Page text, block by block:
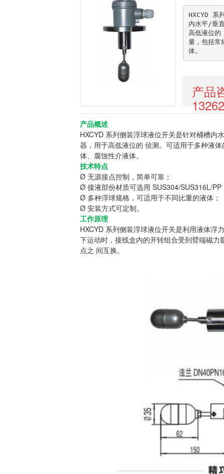
HXCYD 系
内水平/垂
高低液位的
量，包括常
体。
产品
产品概述
HXCYD 系列侧装浮球液位开关是针对桶槽内
器，用于高低液位的 侦测。可适用于多种液
体、腐蚀性介液体。
技术特点
Ø 无源接点控制，简单可靠；
Ø 接液部份材质可选用 SUS304/SUS316L/
Ø 多种浮球规格，可适用于不同比重的液体；
Ø 安装方式可定制。
工作原理
HXCYD 系列侧装浮球液位开关是利用液体浮
下运动时，接线盒内的开转组合受到臂端磁力
点之 间互换。